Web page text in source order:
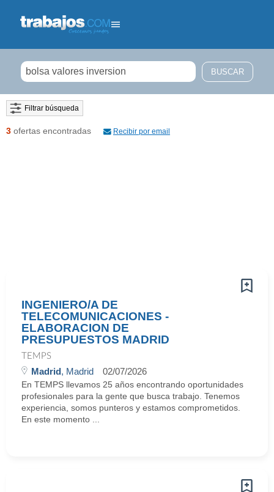
Filtrar búsqueda
3 ofertas encontradas Recibir por email
INGENIERO/A DE
TELECOMUNICACIONES -
ELABORACION DE
PRESUPUESTOS MADRID
TEMPS
Madrid, Madrid 02/07/2026
En TEMPS llevamos 25 años encontrando oportunidades
profesionales para la gente que busca trabajo. Tenemos
experiencia, somos punteros y estamos comprometidos.
En este momento ...